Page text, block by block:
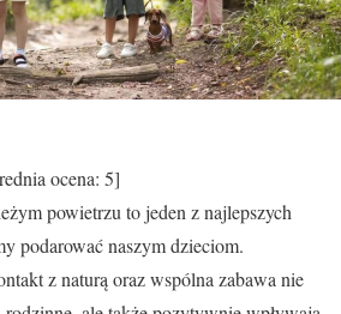
ocena: 5]
powietrzu to jeden z najlepszych
podarować naszym dzieciom.
z naturą oraz wspólna zabawa nie